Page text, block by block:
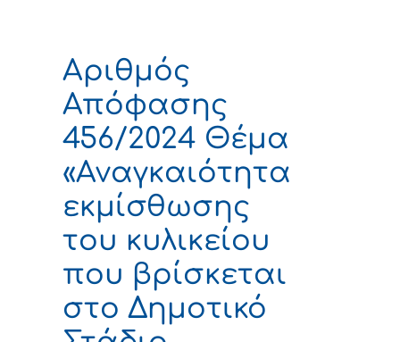
Αριθμός
Απόφασης
456/2024 Θέμα
«Αναγκαιότητα
εκμίσθωσης
του κυλικείου
που βρίσκεται
στο Δημοτικό